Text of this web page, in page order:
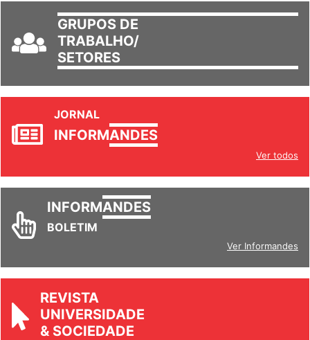
GRUPOS DE
TRABALHO/
SETORES
JORNAL
INFORMANDES
Ver todos
INFORMANDES
BOLETIM
Ver Informandes
REVISTA
UNIVERSIDADE
& SOCIEDADE